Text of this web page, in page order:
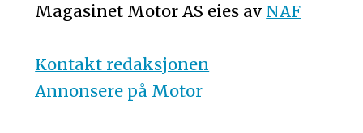
Magasinet Motor AS eies av NAF
Kontakt redaksjonen
Annonsere på Motor